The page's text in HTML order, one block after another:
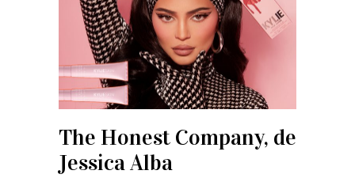
The Honest Company, de
Jessica Alba